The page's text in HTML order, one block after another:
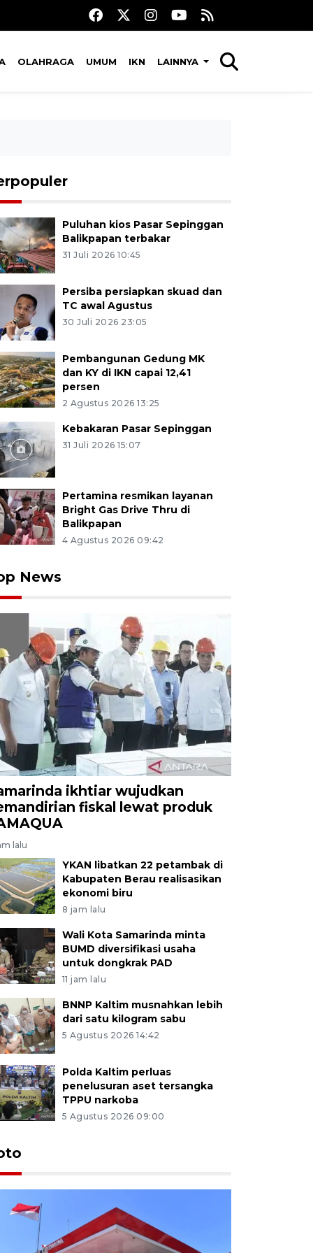
OLAHRAGA UMUM IKN LAINNYA
Puluhan kios Pasar Sepinggan
Balikpapan terbakar
31 Juli 2026 10:45
Persiba persiapkan skuad dan
TC awal Agustus
30 Juli 2026 23:05
Pembangunan Gedung MK
dan KY di IKN capai 12,41
persen
2 Agustus 2026 13:25
Kebakaran Pasar Sepinggan
31 Juli 2026 15:07
Pertamina resmikan layanan
Bright Gas Drive Thru di
Balikpapan
4 Agustus 2026 09:42
News
ikhtiar wujudkan
fiskal lewat produk
lalu
YKAN libatkan 22 petambak di
Kabupaten Berau realisasikan
ekonomi biru
8 jam lalu
Wali Kota Samarinda minta
BUMD diversifikasi usaha
untuk dongkrak PAD
11 jam lalu
BNNP Kaltim musnahkan lebih
dari satu kilogram sabu
5 Agustus 2026 14:42
Polda Kaltim perluas
penelusuran aset tersangka
TPPU narkoba
5 Agustus 2026 09:00